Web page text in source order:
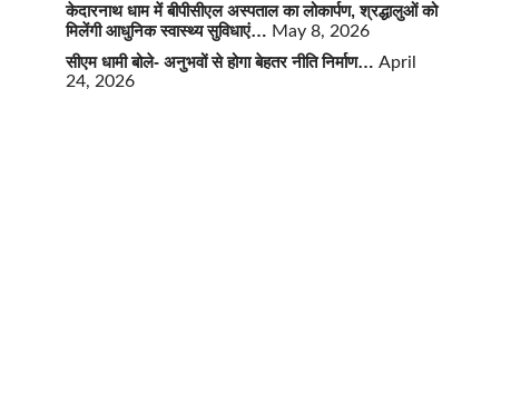
केदारनाथ धाम में बीपीसीएल अस्पताल का लोकार्पण, श्रद्धालुओं को
मिलेंगी आधुनिक स्वास्थ्य सुविधाएं… May 8, 2026
सीएम धामी बोले- अनुभवों से होगा बेहतर नीति निर्माण… April
24, 2026